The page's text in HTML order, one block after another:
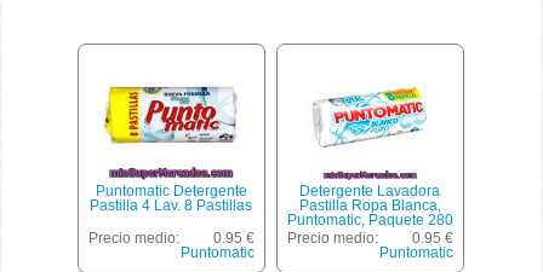
Puntomatic Detergente
Pastilla 4 Lav. 8 Pastillas
Precio medio:
0.95 €
Puntomatic
Detergente Lavadora
Pastilla Ropa Blanca,
Puntomatic, Paquete 280
G 4 Lavados
Precio medio:
0.95 €
Puntomatic